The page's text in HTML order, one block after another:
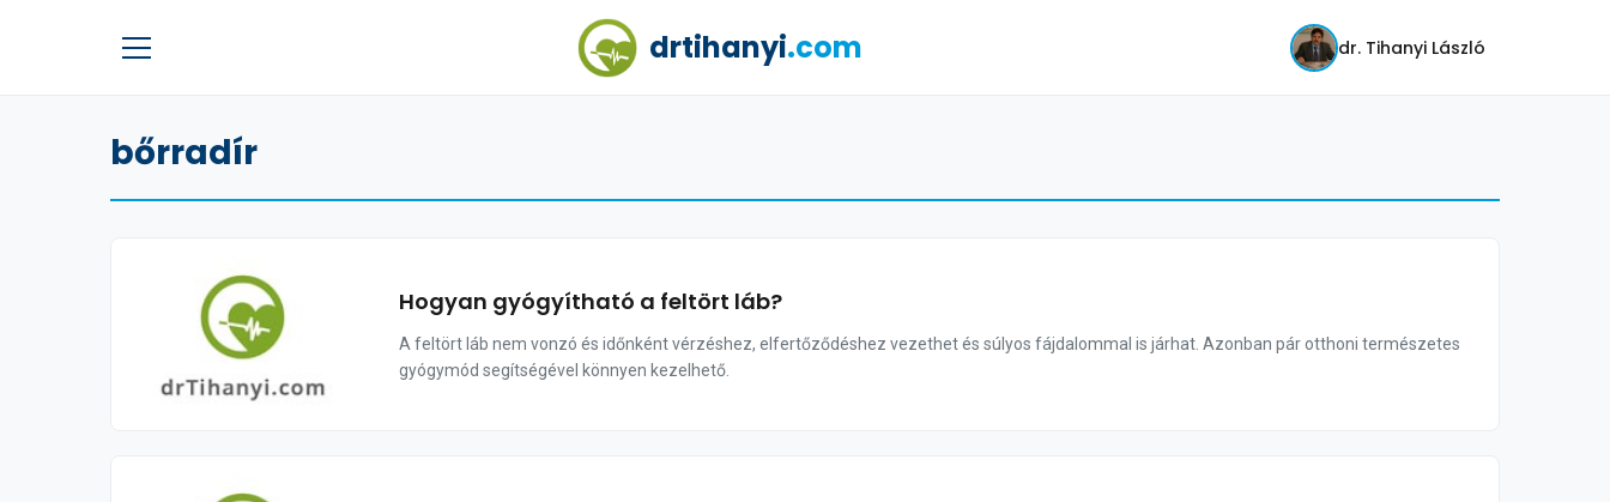
drtihanyi.com dr. Tihanyi László
bőrradír
Hogyan gyógyítható a feltört láb?
A feltört láb nem vonzó és időnként vérzéshez, elfertőződéshez vezethet és súlyos fájdalommal is járhat. Azonban pár otthoni természetes
gyógymód segítségével könnyen kezelhető.